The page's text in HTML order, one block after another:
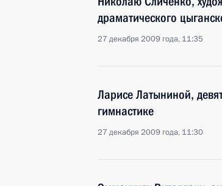
драматического
27 декабря 2009 года, 11:35
Ларисе Латыниной,
гимнастике
27 декабря 2009 года, 11:30